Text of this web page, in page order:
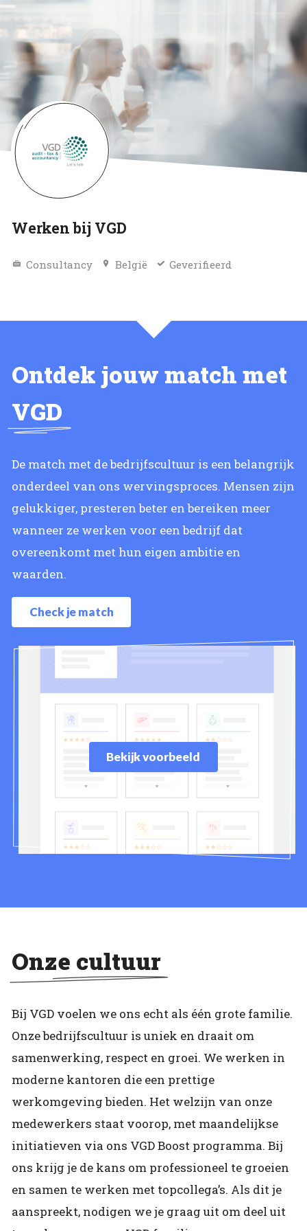
Werken bij VGD
Consultancy België Geverifieerd
Ontdek jouw match met
VGD
De match met de bedrijfscultuur is een belangrijk
onderdeel van ons wervingsproces. Mensen zijn
gelukkiger, presteren beter en bereiken meer
wanneer ze werken voor een bedrijf dat
overeenkomt met hun eigen ambitie en
waarden.
Check je match
Bekijk voorbeeld
Onze cultuur
Bij VGD voelen we ons echt als één grote familie.
Onze bedrijfscultuur is uniek en draait om
samenwerking, respect en groei. We werken in
moderne kantoren die een prettige
werkomgeving bieden. Het welzijn van onze
medewerkers staat voorop, met maandelijkse
initiatieven via ons VGD Boost programma. Bij
ons krijg je de kans om professioneel te groeien
en samen te werken met topcollega’s. Als dit je
aanspreekt, nodigen we je graag uit om deel uit